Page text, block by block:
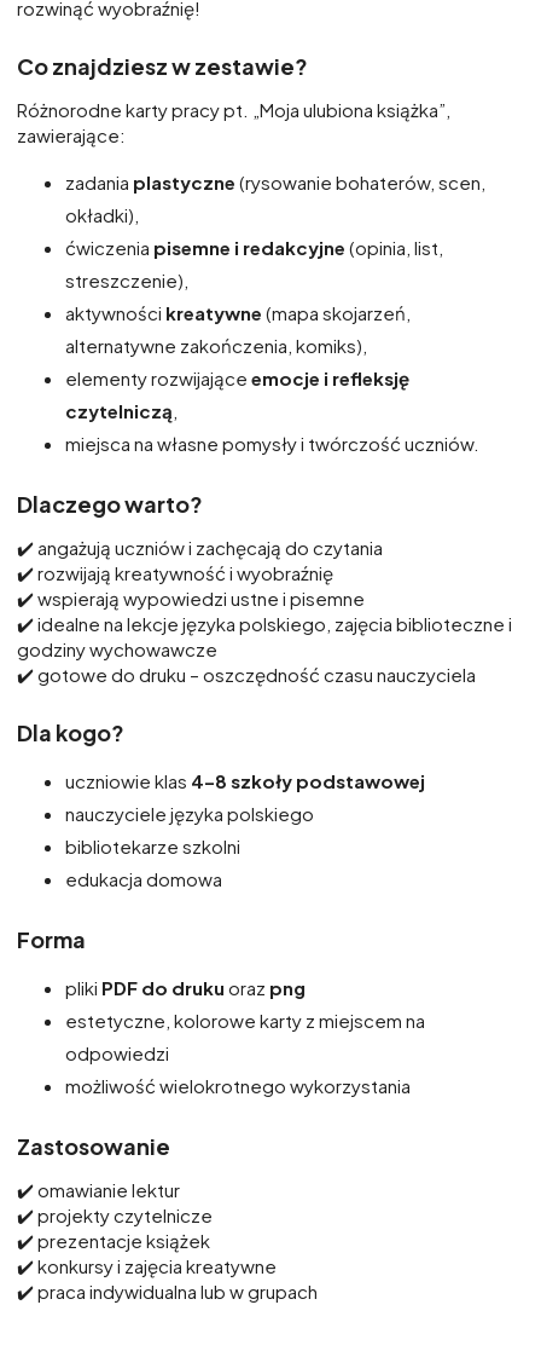
rozwinąć wyobraźnię!
Co znajdziesz w zestawie?
Różnorodne karty pracy pt. „Moja ulubiona książka”,
zawierające:
zadania plastyczne (rysowanie bohaterów, scen,
okładki),
ćwiczenia pisemne i redakcyjne (opinia, list,
streszczenie),
aktywności kreatywne (mapa skojarzeń,
alternatywne zakończenia, komiks),
elementy rozwijające emocje i refleksję
czytelniczą
miejsca na własne pomysły i twórczość uczniów.
Dlaczego warto?
✔️ angażują uczniów i zachęcają do czytania
✔️ rozwijają kreatywność i wyobraźnię
✔️ wspierają wypowiedzi ustne i pisemne
✔️ idealne na lekcje języka polskiego, zajęcia biblioteczne i
godziny wychowawcze
✔️ gotowe do druku – oszczędność czasu nauczyciela
Dla kogo?
uczniowie klas 4–8 szkoły podstawowej
nauczyciele języka polskiego
bibliotekarze szkolni
edukacja domowa
Forma
pliki PDF do druku oraz png
estetyczne, kolorowe karty z miejscem na
odpowiedzi
możliwość wielokrotnego wykorzystania
Zastosowanie
✔️ omawianie lektur
✔️ projekty czytelnicze
✔️ prezentacje książek
✔️ konkursy i zajęcia kreatywne
✔️ praca indywidualna lub w grupach